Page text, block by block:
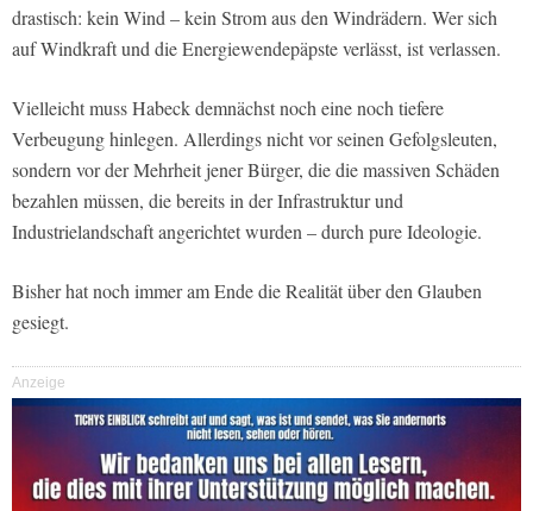
drastisch: kein Wind – kein Strom aus den Windrädern. Wer sich
auf Windkraft und die Energiewendepäpste verlässt, ist verlassen.
Vielleicht muss Habeck demnächst noch eine noch tiefere
Verbeugung hinlegen. Allerdings nicht vor seinen Gefolgsleuten,
sondern vor der Mehrheit jener Bürger, die die massiven Schäden
bezahlen müssen, die bereits in der Infrastruktur und
Industrielandschaft angerichtet wurden – durch pure Ideologie.
Bisher hat noch immer am Ende die Realität über den Glauben
gesiegt.
Anzeige